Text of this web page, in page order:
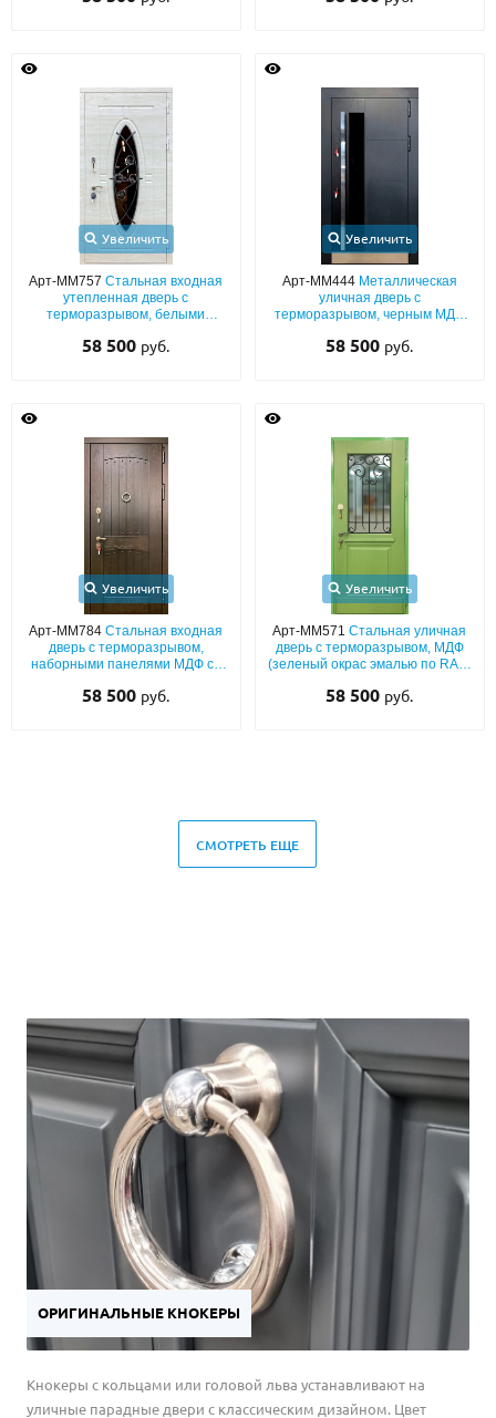
Увеличить
Арт-ММ757Стальная входная
утепленная дверь с
терморазрывом, белыми
овальным стеклопакетом
58 500 руб.
Увеличить
Арт-ММ444 Металлическая
уличная дверь с
терморазрывом, черным МДФ
бугельной ручкой и отбойником
58 500 руб.
Увеличить
Арт-ММ784Стальная входная
дверь с терморазрывом,
наборными панелями МДФ со
кнокером «кольцо»
58 500 руб.
Увеличить
Арт-ММ571Стальная уличная
дверь с терморазрывом, МДФ
(зеленый окрас эмалью по RAL)
58 500 руб.
СМОТРЕТЬ ЕЩЕ
ОРИГИНАЛЬНЫЕ КНОКЕРЫ
Кнокеры с кольцами или головой льва устанавливают на
уличные парадные двери с классическим дизайном. Цвет